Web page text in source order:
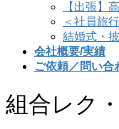
【出張】
＜社員旅
結婚式・
会社概要/実績
ご依頼／問い合
組合レク